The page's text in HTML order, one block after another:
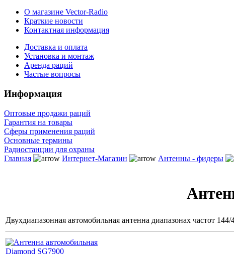
О магазине Vector-Radio
Краткие новости
Контактная информация
Доставка и оплата
Установка и монтаж
Аренда раций
Частые вопросы
Информация
Оптовые продажи раций
Гарантия на товары
Сферы применения раций
Основные термины
Радиостанции для охраны
Главная
Интернет-Магазин Антенны - фидеры
Двухдиапазонная автомобильная антенна диапазонах частот